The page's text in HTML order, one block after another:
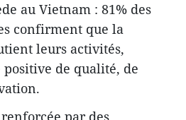
au Vietnam : 81% des
confirment que la
leurs activités,
de qualité, de
par des